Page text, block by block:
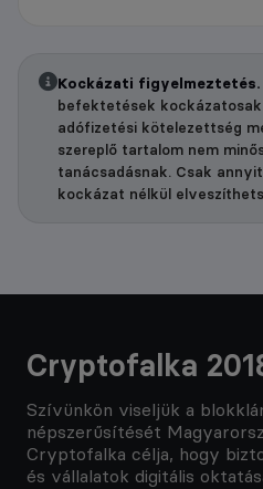
Kockázati figyelmeztetés.
befektetések
adófizetési kötelezettség
szereplő tartalom nem
tanácsadásnak. Csak
kockázat nélkül
Cryptofalka
Szívünkön viseljük a
népszerűsítését
Cryptofalka célja, hogy
és vállalatok digitális